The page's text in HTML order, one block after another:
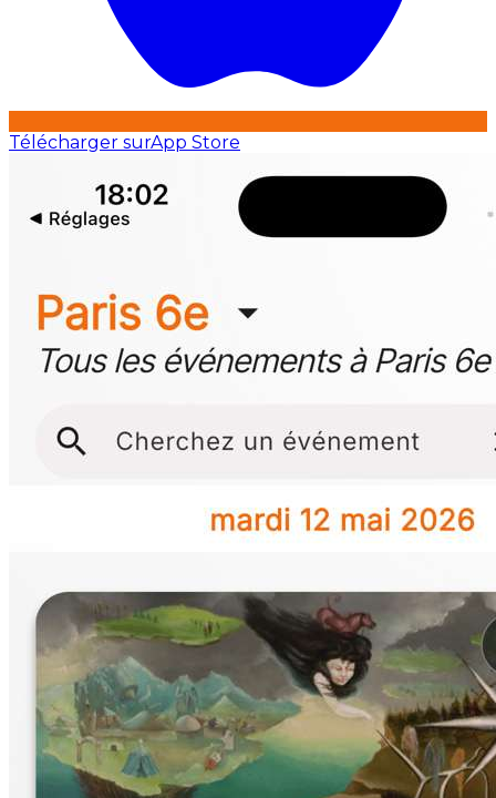
Télécharger surApp Store